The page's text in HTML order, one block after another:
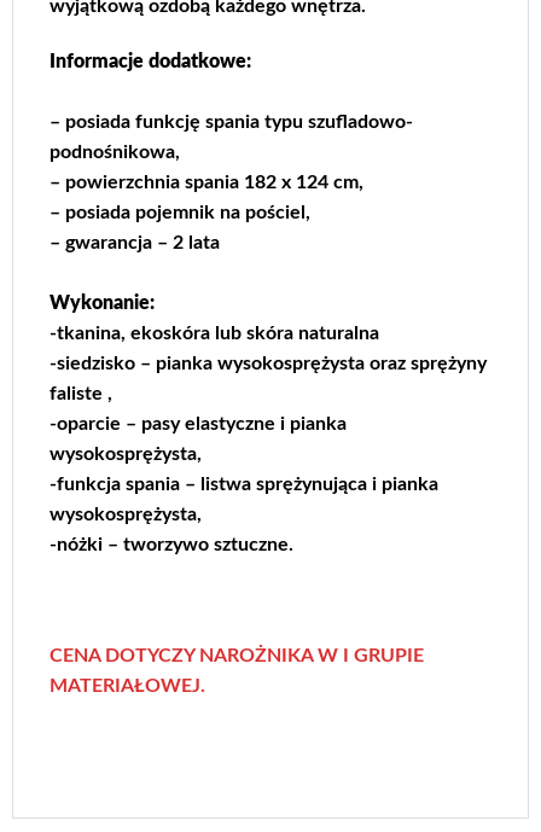
wyjątkową ozdobą każdego wnętrza.
Informacje dodatkowe:
– posiada funkcję spania typu szufladowo-
podnośnikowa,
– powierzchnia spania 182 x 124 cm,
– posiada pojemnik na pościel,
– gwarancja – 2 lata
Wykonanie:
-tkanina, ekoskóra lub skóra naturalna
-siedzisko – pianka wysokosprężysta oraz sprężyny
faliste ,
-oparcie – pasy elastyczne i pianka
wysokosprężysta,
-funkcja spania – listwa sprężynująca i pianka
wysokosprężysta,
-nóżki – tworzywo sztuczne.
CENA DOTYCZY NAROŻNIKA W I GRUPIE
MATERIAŁOWEJ.